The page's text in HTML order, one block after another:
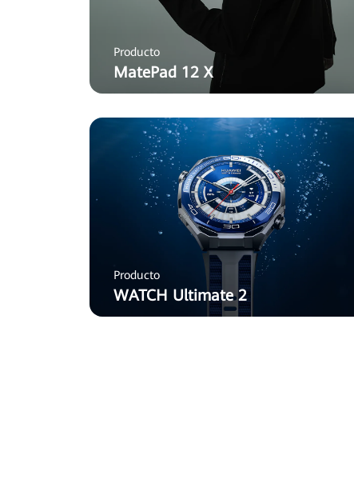
Producto
MatePad 12 X
Producto
WATCH Ultimate 2